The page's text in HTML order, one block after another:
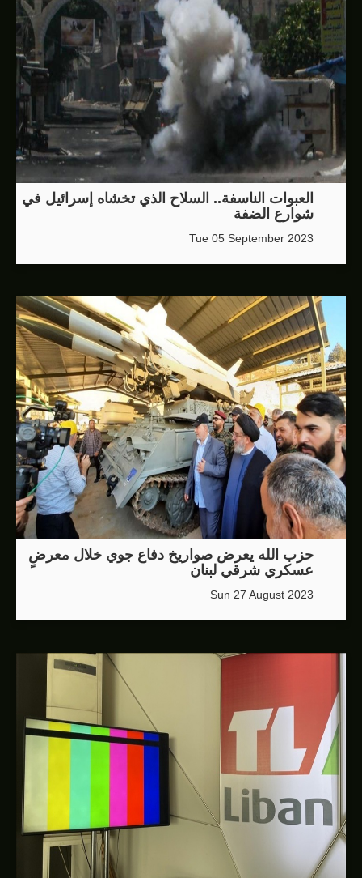
العبوات الناسفة.. السلاح الذي تخشاه إسرائيل في
شوارع الضفة
Tue 05 September 2023
حزب الله يعرض صواريخ دفاع جوي خلال معرضٍ
عسكري شرقي لبنان
Sun 27 August 2023